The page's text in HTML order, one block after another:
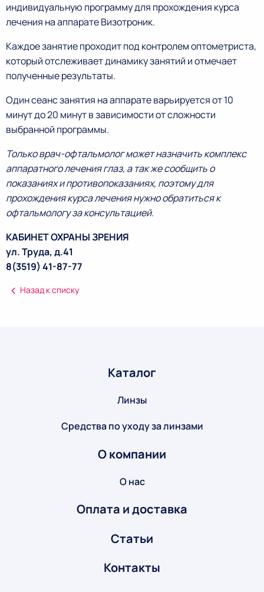
индивидуальную программу для прохождения курса
лечения на аппарате Визотроник.
Каждое занятие проходит под контролем оптометриста,
который отслеживает динамику занятий и отмечает
полученные результаты.
Один сеанс занятия на аппарате варьируется от 10
минут до 20 минут в зависимости от сложности
выбранной программы.
Только врач-офтальмолог может назначить комплекс
аппаратного лечения глаз, а так же сообщить о
показаниях и противопоказаниях, поэтому для
прохождения курса лечения нужно обратиться к
офтальмологу за консультацией.
КАБИНЕТ ОХРАНЫ ЗРЕНИЯ
ул. Труда, д.41
8(3519) 41-87-77
Назад к списку
Каталог
Линзы
Средства по уходу за линзами
О компании
О нас
Оплата и доставка
Статьи
Контакты